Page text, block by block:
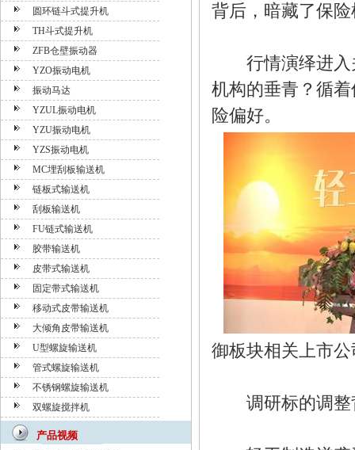
背后，暗藏了保
行情演绎进入
机构的垂青？循
险偏好。
御板块相关上市
调研标的调整
圆环链斗式提升机
TH斗式提升机
ZFB仓壁振动器
YZO振动电机
振动马达
YZUL振动电机
YZU振动电机
YZS振动电机
MC埋刮板输送机
链板式输送机
刮板输送机
FU链式输送机
胶带输送机
皮带式输送机
固定带式输送机
移动式皮带输送机
大倾角皮带输送机
U型螺旋输送机
管式螺旋输送机
不锈钢螺旋输送机
双螺旋搅拌机
产品视频